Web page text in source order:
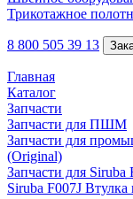
Трикотажное
8 800 505 39 13
Главная
Каталог
Запчасти
Запчасти для ПШМ
Запчасти для
(Original)
Запчасти для
Siruba F007J